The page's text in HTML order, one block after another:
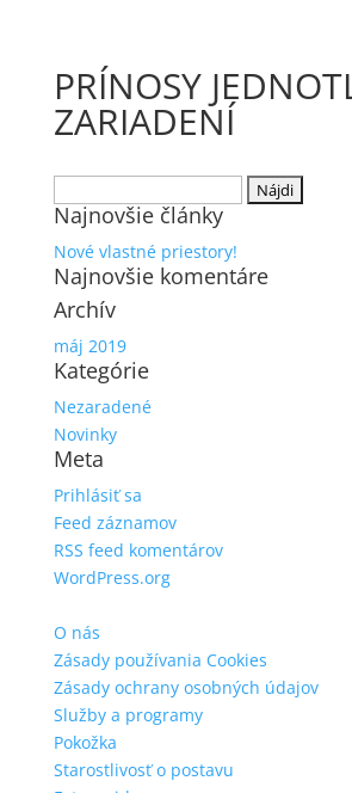
PRÍNOSY
ZARIADENÍ
Najnovšie články
Nové vlastné priestory!
Najnovšie komentáre
Archív
máj 2019
Kategórie
Nezaradené
Novinky
Meta
Prihlásiť sa
Feed záznamov
RSS feed komentárov
WordPress.org
O nás
Zásady používania Cookies
Zásady ochrany osobných údajov
Služby a programy
Pokožka
Starostlivosť o postavu